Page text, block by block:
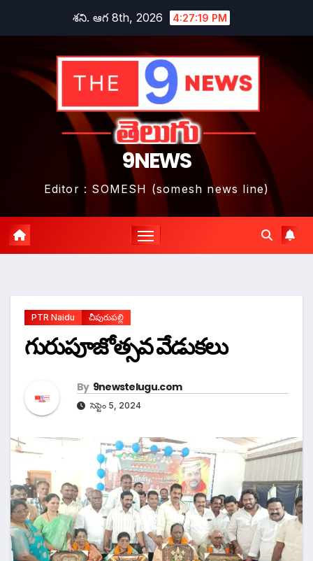
శని. ఆగ 8th, 2026 4:27:20 PM
9NEWS
Editor : SOMESH (somesh news line)
PTR Naidu చీపురుపల్లి
గురుపూజోత్సవ వేడుకలు
By 9newstelugu.com
సెప్టెం 5, 2024